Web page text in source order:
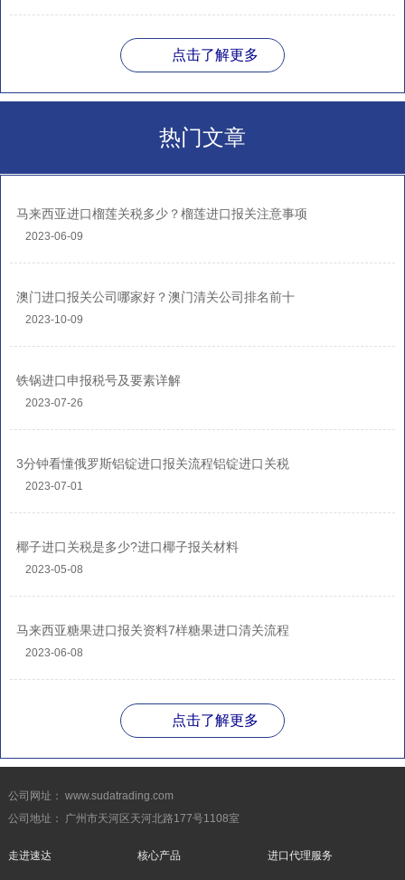
点击了解更多
热门文章
马来西亚进口榴莲关税多少？榴莲进口报关注意事项
2023-06-09
澳门进口报关公司哪家好？澳门清关公司排名前十
2023-10-09
铁锅进口申报税号及要素详解
2023-07-26
3分钟看懂俄罗斯铝锭进口报关流程铝锭进口关税
2023-07-01
椰子进口关税是多少?进口椰子报关材料
2023-05-08
马来西亚糖果进口报关资料7样糖果进口清关流程
2023-06-08
点击了解更多
公司网址： www.sudatrading.com
公司地址： 广州市天河区天河北路177号1108室
走进速达 核心产品 进口代理服务